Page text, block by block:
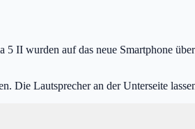
II wurden auf das neue Smartphone
Lautsprecher an der Unterseite